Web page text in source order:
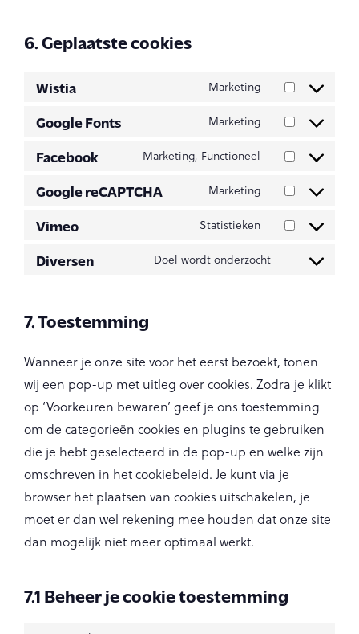
6. Geplaatste cookies
Wistia Marketing
Google Fonts Marketing
Facebook Marketing, Functioneel
Google reCAPTCHA Marketing
Vimeo Statistieken
Diversen Doel wordt onderzocht
7. Toestemming
Wanneer je onze site voor het eerst bezoekt, tonen
wij een pop-up met uitleg over cookies. Zodra je klikt
op ‘Voorkeuren bewaren’ geef je ons toestemming
om de categorieën cookies en plugins te gebruiken
die je hebt geselecteerd in de pop-up en welke zijn
omschreven in het cookiebeleid. Je kunt via je
browser het plaatsen van cookies uitschakelen, je
moet er dan wel rekening mee houden dat onze site
dan mogelijk niet meer optimaal werkt.
7.1 Beheer je cookie toestemming